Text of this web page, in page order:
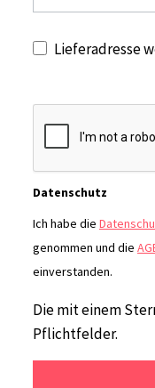
Lieferadresse
Datenschutz
Ich habe die
genommen und die
einverstanden.
Die mit einem
Pflichtfelder.